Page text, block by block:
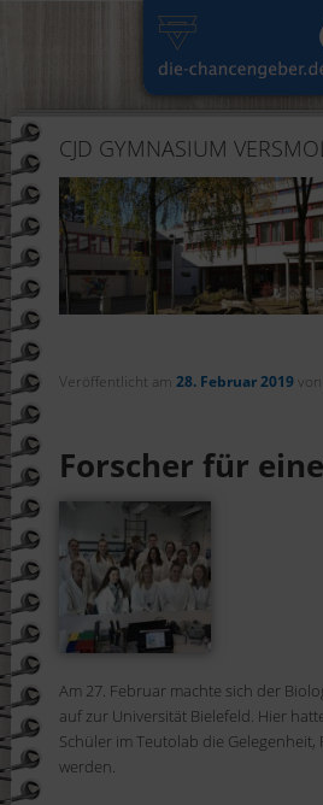
CJD GYMNASIUM
Forscher für
Veröffentlicht am 28. Februar 2019von
Am 27. Februar machte sich der
auf zur Universität Bielefeld. Hier
Schüler im Teutolab die
werden.